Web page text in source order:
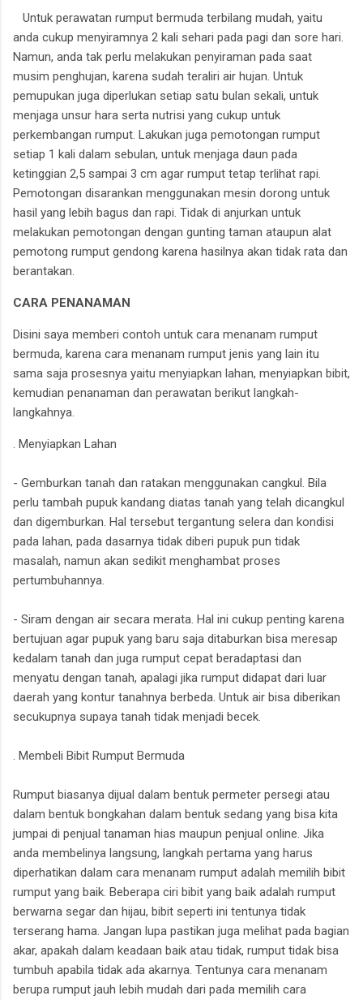
Untuk perawatan rumput bermuda terbilang mudah, yaitu
anda cukup menyiramnya 2 kali sehari pada pagi dan sore hari.
Namun, anda tak perlu melakukan penyiraman pada saat
musim penghujan, karena sudah teraliri air hujan. Untuk
pemupukan juga diperlukan setiap satu bulan sekali, untuk
menjaga unsur hara serta nutrisi yang cukup untuk
perkembangan rumput. Lakukan juga pemotongan rumput
setiap 1 kali dalam sebulan, untuk menjaga daun pada
ketinggian 2,5 sampai 3 cm agar rumput tetap terlihat rapi.
Pemotongan disarankan menggunakan mesin dorong untuk
hasil yang lebih bagus dan rapi. Tidak di anjurkan untuk
melakukan pemotongan dengan gunting taman ataupun alat
pemotong rumput gendong karena hasilnya akan tidak rata dan
berantakan.
CARA PENANAMAN
Disini saya memberi contoh untuk cara menanam rumput
bermuda, karena cara menanam rumput jenis yang lain itu
sama saja prosesnya yaitu menyiapkan lahan, menyiapkan bibit,
kemudian penanaman dan perawatan berikut langkah-
langkahnya.
. Menyiapkan Lahan
- Gemburkan tanah dan ratakan menggunakan cangkul. Bila
perlu tambah pupuk kandang diatas tanah yang telah dicangkul
dan digemburkan. Hal tersebut tergantung selera dan kondisi
pada lahan, pada dasarnya tidak diberi pupuk pun tidak
masalah, namun akan sedikit menghambat proses
pertumbuhannya.
- Siram dengan air secara merata. Hal ini cukup penting karena
bertujuan agar pupuk yang baru saja ditaburkan bisa meresap
kedalam tanah dan juga rumput cepat beradaptasi dan
menyatu dengan tanah, apalagi jika rumput didapat dari luar
daerah yang kontur tanahnya berbeda. Untuk air bisa diberikan
secukupnya supaya tanah tidak menjadi becek.
. Membeli Bibit Rumput Bermuda
Rumput biasanya dijual dalam bentuk permeter persegi atau
dalam bentuk bongkahan dalam bentuk sedang yang bisa kita
jumpai di penjual tanaman hias maupun penjual online. Jika
anda membelinya langsung, langkah pertama yang harus
diperhatikan dalam cara menanam rumput adalah memilih bibit
rumput yang baik. Beberapa ciri bibit yang baik adalah rumput
berwarna segar dan hijau, bibit seperti ini tentunya tidak
terserang hama. Jangan lupa pastikan juga melihat pada bagian
akar, apakah dalam keadaan baik atau tidak, rumput tidak bisa
tumbuh apabila tidak ada akarnya. Tentunya cara menanam
berupa rumput jauh lebih mudah dari pada memilih cara